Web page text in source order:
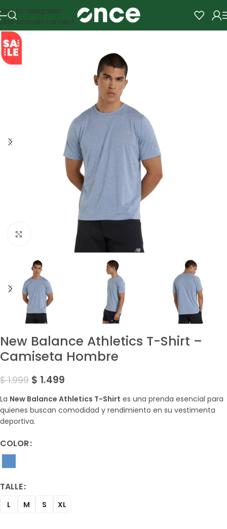
Skip to navigation
Skip to main content
SALE
Amplía la Imagen
New Balance Athletics T-Shirt –
Camiseta Hombre
$1.999 $ 1.499
La New Balance Athletics T-Shirt es una prenda esencial para
quienes buscan comodidad y rendimiento en su vestimenta
deportiva.
COLOR
TALLE
L M S XL